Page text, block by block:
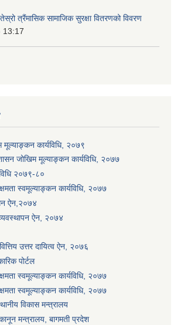
त्रैंमासिक सामाजिक सुरक्षा वितरणको विवरण
13:17
मूल्याङ्कन कार्यविधि, २०७९
जोखिम मूल्याङ्कन कार्यविधि, २०७७
२०७९-८०
स्वमूल्याङ्कन कार्यविधि, २०७७
ऐन,२०७४
ऐन, २०७४
उत्तर दायित्व ऐन, २०७६
पोर्टल
स्वमूल्याङ्कन कार्यविधि, २०७७
स्वमूल्याङ्कन कार्यविधि, २०७७
विकास मन्त्रालय
मन्त्रालय, बागमती प्रदेश